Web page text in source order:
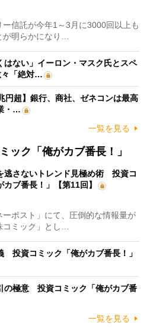
信託が今年1～3月に3000回以上も
明らかになり…
はない」イーロン・マスク氏とスペ
々「絶対…
円超】銀行、商社、ゼネコンは最高
・…
一覧を見る
ック「俺がカブ番長！」
逃さないトレンド見極め術 投資コ
カブ番長！」【第11回】
ポスト」にて、圧倒的な情報量が
ミック」とし…
投資コミック「俺がカブ番長！」
の極意 投資コミック「俺がカブ番
一覧を見る